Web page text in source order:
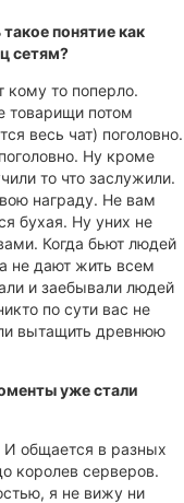
понятие как
сетям?
кому то поперло.
товарищи потом
весь чат) поголовно.
Ну кроме
то что заслужили.
награду. Не вам
бухая. Ну уних не
Когда бьют людей
не дают жить всем
и заебывали людей
по сути вас не
вытащить древнюю
уже стали
И общается в разных
королев серверов.
я не вижу ни